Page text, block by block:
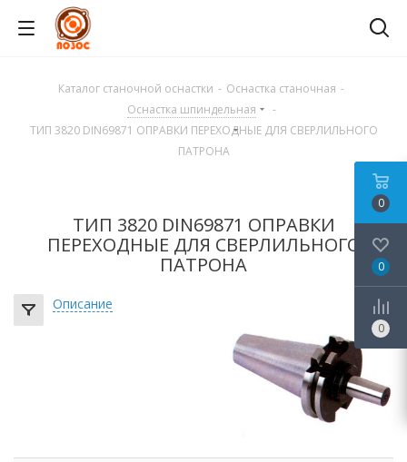
Каталог станочной оснастки - Оснастка станочная -
Оснастка шпиндельная
-
ТИП 3820 DIN69871 ОПРАВКИ ПЕРЕХОДНЫЕ ДЛЯ СВЕРЛИЛЬНОГО
ПАТРОНА
ТИП 3820 DIN69871 ОПРАВКИ
ПЕРЕХОДНЫЕ ДЛЯ СВЕРЛИЛЬНОГО
ПАТРОНА
Описание
0
0
0